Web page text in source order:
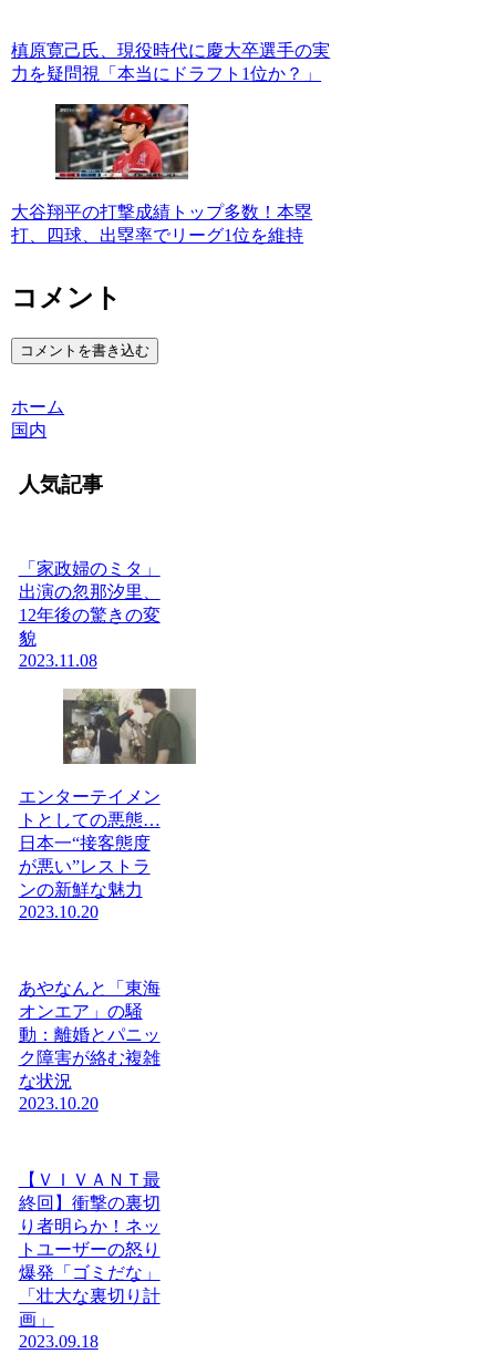
槙原寛己氏、現役時代に慶大卒選手の実
力を疑問視「本当にドラフト1位か？」
大谷翔平の打撃成績トップ多数！本塁
打、四球、出塁率でリーグ1位を維持
コメント
コメントを書き込む
ホーム
国内
人気記事
「家政婦のミタ」
出演の忽那汐里、
12年後の驚きの変
貌
2023.11.08
エンターテイメン
トとしての悪態…
日本一“接客態度
が悪い”レストラ
ンの新鮮な魅力
2023.10.20
あやなんと「東海
オンエア」の騒
動：離婚とパニッ
ク障害が絡む複雑
な状況
2023.10.20
【ＶＩＶＡＮＴ最
終回】衝撃の裏切
り者明らか！ネッ
トユーザーの怒り
爆発「ゴミだな」
「壮大な裏切り計
画」
2023.09.18